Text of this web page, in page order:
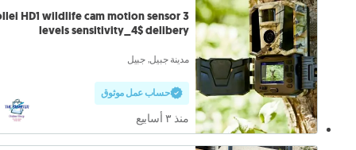
HD1 wildlife cam motion sensor 3
levels sensitivity_4$ delibery
مدينة جبيل, جبيل
حساب عمل موثوق
منذ ٣ أسابيع